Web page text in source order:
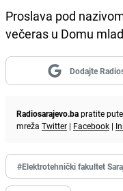
Proslava pod
večeras u Domu
Dodajte
Radiosarajevo.bapratite
mreža Twitter | Facebook |
#Elektrotehnički fakultet